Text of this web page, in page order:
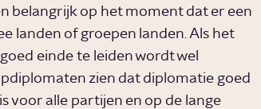
belangrijk op het moment dat er een
landen of groepen landen. Als het
einde te leiden wordt wel
zien dat diplomatie goed
voor alle partijen en op de lange